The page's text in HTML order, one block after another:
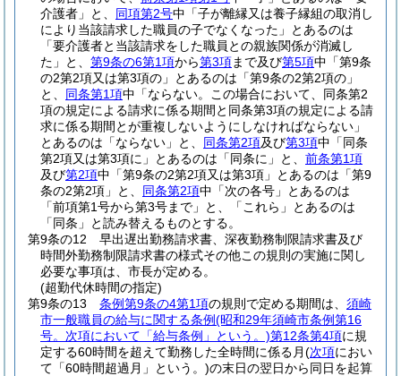
介護者」と、 同項第2号中「子が離縁又は養子縁組の取消し
により当該請求した職員の子でなくなった」とあるのは
「要介護者と当該請求をした職員との親族関係が消滅し
た」と、 第9条の6第1項から第3項まで及び第5項中「第9条
の2第2項又は第3項の」とあるのは「第9条の2第2項の」
と、 同条第1項中「ならない。この場合において、同条第2
項の規定による請求に係る期間と同条第3項の規定による請
求に係る期間とが重複しないようにしなければならない」
とあるのは「ならない」と、 同条第2項及び第3項中「同条
第2項又は第3項に」とあるのは「同条に」と、 前条第1項
及び第2項中「第9条の2第2項又は第3項」とあるのは「第9
条の2第2項」と、 同条第2項中「次の各号」とあるのは
「前項第1号から第3号まで」と、「これら」とあるのは
「同条」と読み替えるものとする。
第9条の12
早出遅出勤務請求書、深夜勤務制限請求書及び
時間外勤務制限請求書の様式その他この規則の実施に関し
必要な事項は、市長が定める。
(超勤代休時間の指定)
第9条の13
条例第9条の4第1項の規則で定める期間は、 須崎
市一般職員の給与に関する条例(昭和29年須崎市条例第16
号。次項において「給与条例」という。)第12条第4項に規
定する60時間を超えて勤務した全時間に係る月(次項におい
て「60時間超過月」という。)の末日の翌日から同日を起算